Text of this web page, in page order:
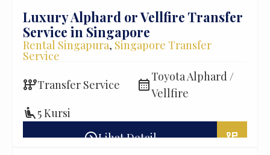
Luxury Alphard or Vellfire Transfer
Service in Singapore
Rental Singapura, Singapore Transfer
Service
auto_transmissionTransfer Service calendar_monthToyota Alphard /
Vellfire
airline_seat_recline_extra5 Kursi
expand_circle_rightLihat Detail perm_phone_msg